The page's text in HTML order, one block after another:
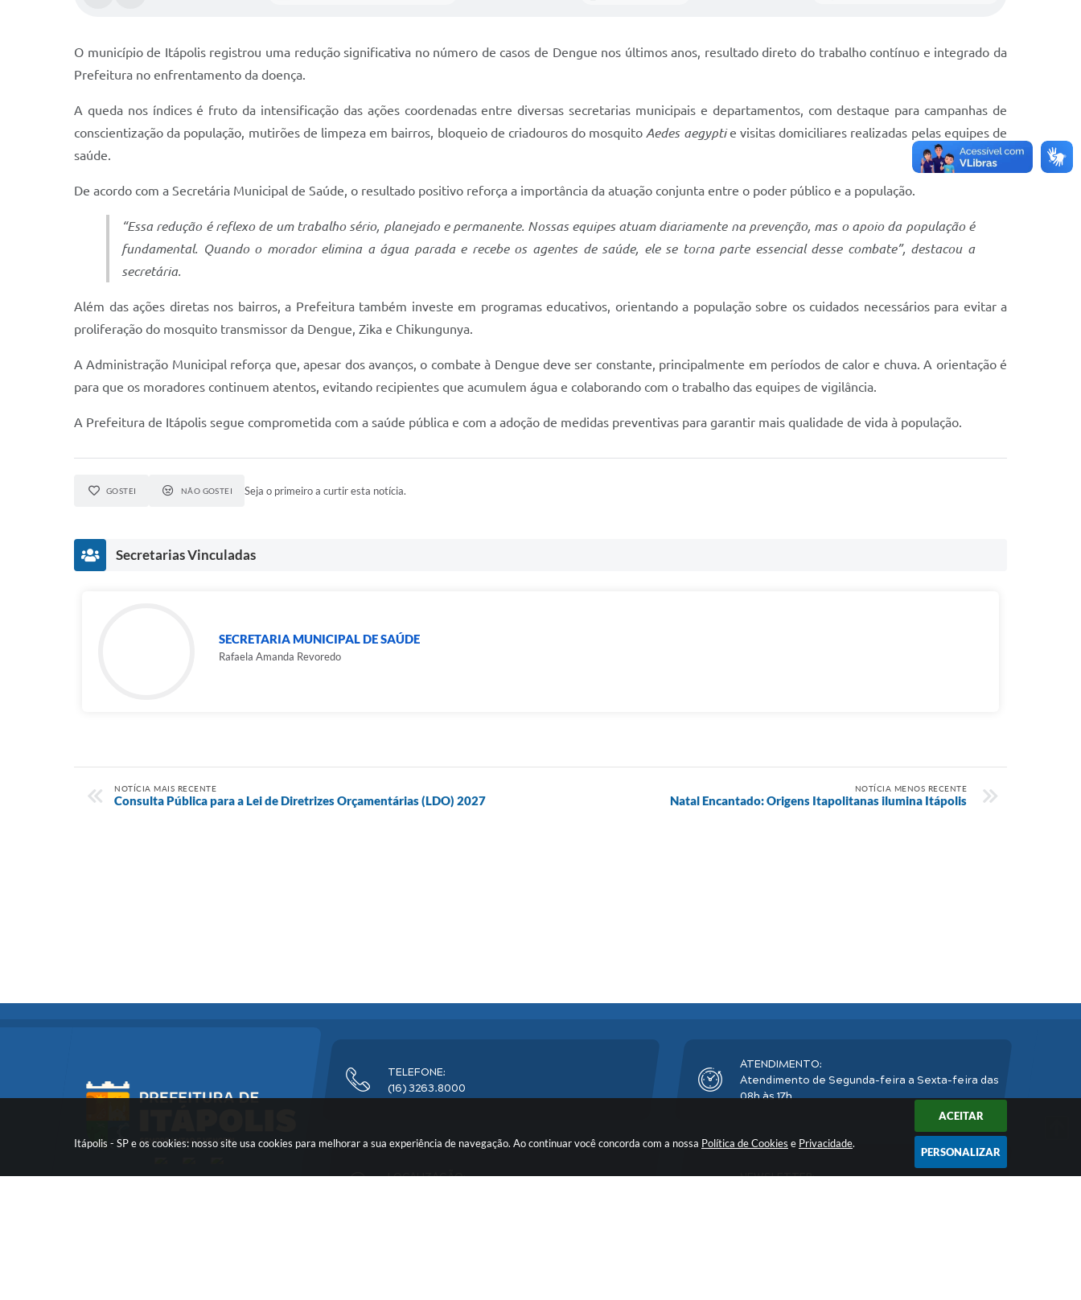
Itápolis - SP e os cookies: nosso site usa cookies para melhorar a sua experiência de navegação. Ao continuar você concorda com a nossa Política de Cookies e Privacidade.
ACEITAR
PERSONALIZAR
O município de Itápolis registrou uma redução significativa no número de casos de Dengue nos últimos anos, resultado direto do trabalho contínuo e integrado da
Prefeitura no enfrentamento da doença.
A queda nos índices é fruto da intensificação das ações coordenadas entre diversas secretarias municipais e departamentos, com destaque para campanhas de
conscientização da população, mutirões de limpeza em bairros, bloqueio de criadouros do mosquito Aedes aegyptie visitas domiciliares realizadas pelas equipes de
saúde.
De acordo com a Secretária Municipal de Saúde, o resultado positivo reforça a importância da atuação conjunta entre o poder público e a população.
“Essa redução é reflexo de um trabalho sério, planejado e permanente. Nossas equipes atuam diariamente na prevenção, mas o apoio da população é
fundamental. Quando o morador elimina a água parada e recebe os agentes de saúde, ele se torna parte essencial desse combate”, destacou a
secretária.
Além das ações diretas nos bairros, a Prefeitura também investe em programas educativos, orientando a população sobre os cuidados necessários para evitar a
proliferação do mosquito transmissor da Dengue, Zika e Chikungunya.
A Administração Municipal reforça que, apesar dos avanços, o combate à Dengue deve ser constante, principalmente em períodos de calor e chuva. A orientação é
para que os moradores continuem atentos, evitando recipientes que acumulem água e colaborando com o trabalho das equipes de vigilância.
A Prefeitura de Itápolis segue comprometida com a saúde pública e com a adoção de medidas preventivas para garantir mais qualidade de vida à população.
GOSTEI NÃO GOSTEI Seja o primeiro a curtir esta notícia.
Secretarias Vinculadas
SECRETARIA MUNICIPAL DE SAÚDE
Rafaela Amanda Revoredo
NOTÍCIA MAIS RECENTE
Consulta Pública para a Lei de Diretrizes Orçamentárias (LDO) 2027
NOTÍCIA MENOS RECENTE
Natal Encantado: Origens Itapolitanas ilumina Itápolis
TELEFONE:
(16) 3263.8000
ATENDIMENTO:
Atendimento de Segunda-feira a Sexta-feira das
08h às 17h
LOCALIZAÇÃO:
NEWSLETTER: